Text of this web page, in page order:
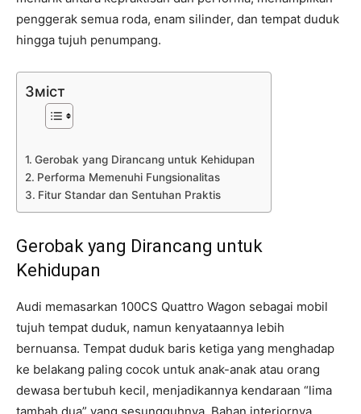
penggerak semua roda, enam silinder, dan tempat duduk
hingga tujuh penumpang.
Зміст
Gerobak yang Dirancang untuk Kehidupan
Performa Memenuhi Fungsionalitas
Fitur Standar dan Sentuhan Praktis
Gerobak yang Dirancang untuk
Kehidupan
Audi memasarkan 100CS Quattro Wagon sebagai mobil
tujuh tempat duduk, namun kenyataannya lebih
bernuansa. Tempat duduk baris ketiga yang menghadap
ke belakang paling cocok untuk anak-anak atau orang
dewasa bertubuh kecil, menjadikannya kendaraan “lima